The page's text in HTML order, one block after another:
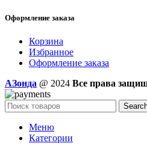
Оформление заказа
Корзина
Избранное
Оформление заказа
AЗонда @ 2024 Все права
Меню
Категории